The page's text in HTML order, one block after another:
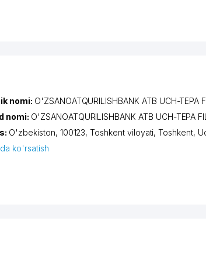
nomi: O'ZSANOATQURILISHBANK ATB UCH-TEPA
nomi: O'ZSANOATQURILISHBANK ATB UCH-TEPA
O'zbekiston, 100123,Toshkent viloyati,Toshkent,
ko'rsatish